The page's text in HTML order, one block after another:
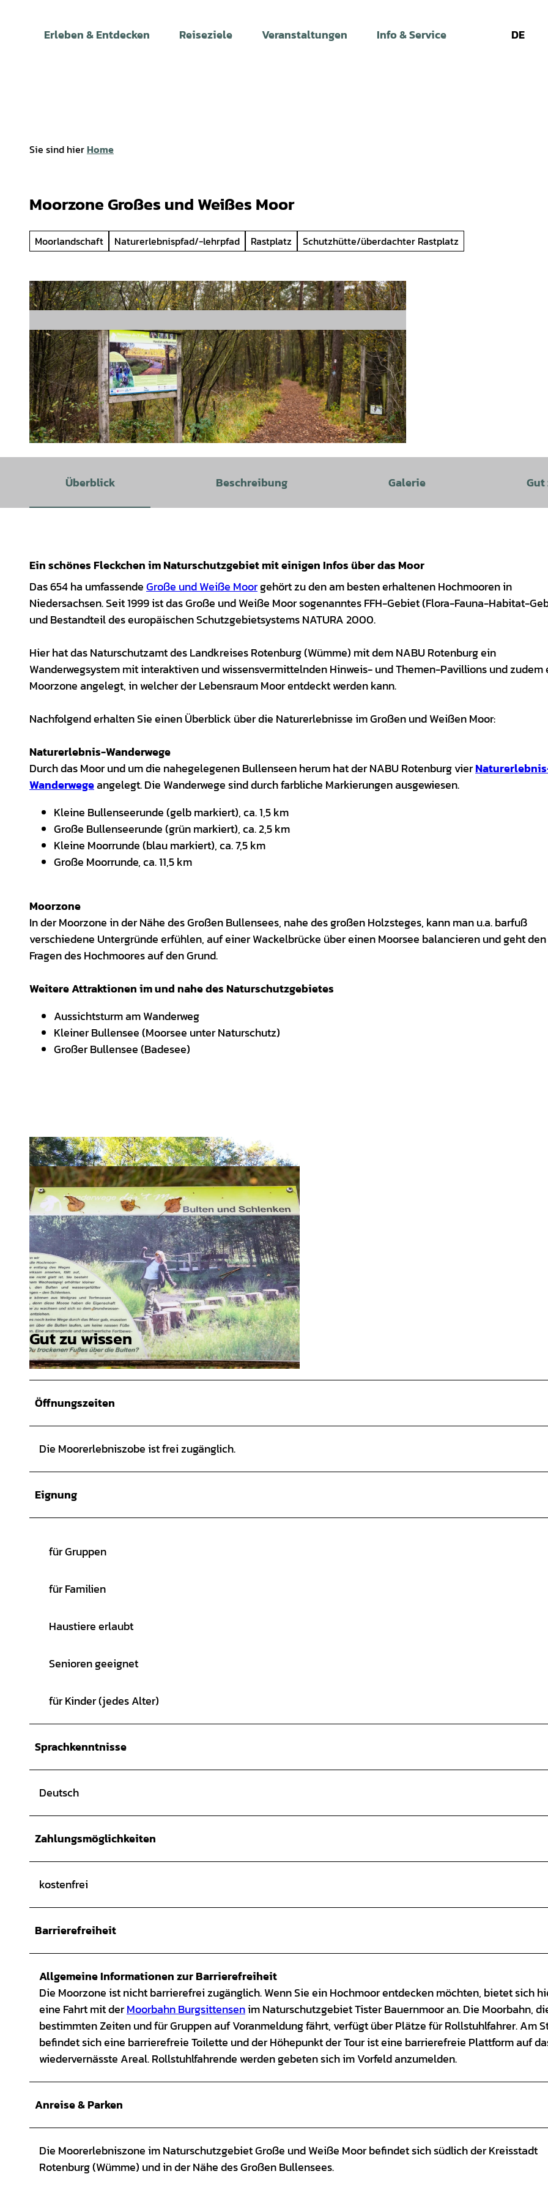
Erleben & Entdecken Reiseziele Veranstaltungen Info & Service DE
Sie sind hierHome
Moorzone Großes und Weißes Moor
Moorlandschaft Naturerlebnispfad/-lehrpfad Rastplatz Schutzhütte/überdachter Rastplatz
Überblick Beschreibung Galerie Gut
Ein schönes Fleckchen im Naturschutzgebiet mit einigen Infos über das Moor
Das 654 ha umfassendeGroße und Weiße Moorgehört zu den am besten erhaltenen Hochmooren in
Niedersachsen. Seit 1999 ist das Große und Weiße Moor sogenanntes FFH-Gebiet (Flora-Fauna-Habitat-
und Bestandteil des europäischen Schutzgebietsystems NATURA 2000.
Hier hat das Naturschutzamt des Landkreises Rotenburg (Wümme) mit dem NABU Rotenburg ein
Wanderwegsystem mit interaktiven und wissensvermittelnden Hinweis- und Themen-Pavillions und zudem
Moorzone angelegt, in welcher der Lebensraum Moor entdeckt werden kann.
Nachfolgend erhalten Sie einen Überblick über die Naturerlebnisse im Großen und Weißen Moor:
Naturerlebnis-Wanderwege
Durch das Moor und um die nahegelegenen Bullenseen herum hat der NABU Rotenburg vier
Wanderwegeangelegt. Die Wanderwege sind durch farbliche Markierungen ausgewiesen.
Kleine Bullenseerunde (gelb markiert), ca. 1,5 km
Große Bullenseerunde (grün markiert), ca. 2,5 km
Kleine Moorrunde (blau markiert), ca. 7,5 km
Große Moorrunde, ca. 11,5 km
Moorzone
In der Moorzone in der Nähe des Großen Bullensees, nahe des großen Holzsteges, kann man u.a. barfuß
verschiedene Untergründe erfühlen, auf einer Wackelbrücke über einen Moorsee balancieren und geht den
Fragen des Hochmoores auf den Grund.
Weitere Attraktionen im und nahe des Naturschutzgebietes
Aussichtsturm am Wanderweg
Kleiner Bullensee (Moorsee unter Naturschutz)
Großer Bullensee (Badesee)
© Stadt Rotenburg (Wümme), Benjamin Roolfs |CC-BY-SA
Gut zu wissen
Öffnungszeiten
Die Moorerlebniszobe ist frei zugänglich.
Eignung
für Gruppen
für Familien
Haustiere erlaubt
Senioren geeignet
für Kinder (jedes Alter)
Sprachkenntnisse
Deutsch
Zahlungsmöglichkeiten
kostenfrei
Barrierefreiheit
Allgemeine Informationen zur Barrierefreiheit
Die Moorzone ist nicht barrierefrei zugänglich. Wenn Sie ein Hochmoor entdecken möchten, bietet sich
eine Fahrt mit derMoorbahn Burgsittensenim Naturschutzgebiet Tister Bauernmoor an. Die Moorbahn,
bestimmten Zeiten und für Gruppen auf Voranmeldung fährt, verfügt über Plätze für Rollstuhlfahrer. Am
befindet sich eine barrierefreie Toilette und der Höhepunkt der Tour ist eine barrierefreie Plattform auf
wiedervernässte Areal. Rollstuhlfahrende werden gebeten sich im Vorfeld anzumelden.
Anreise & Parken
Die Moorerlebniszone im Naturschutzgebiet Große und Weiße Moor befindet sich südlich der Kreisstadt
Rotenburg (Wümme) und in der Nähe des Großen Bullensees.